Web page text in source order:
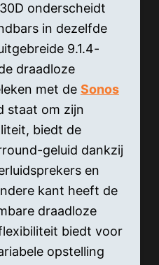
onderscheidt
in dezelfde
9.1.4-
draadloze
met de Sonos
staat om zijn
biedt de
geluid dankzij
en
kant heeft de
draadloze
biedt voor
opstelling